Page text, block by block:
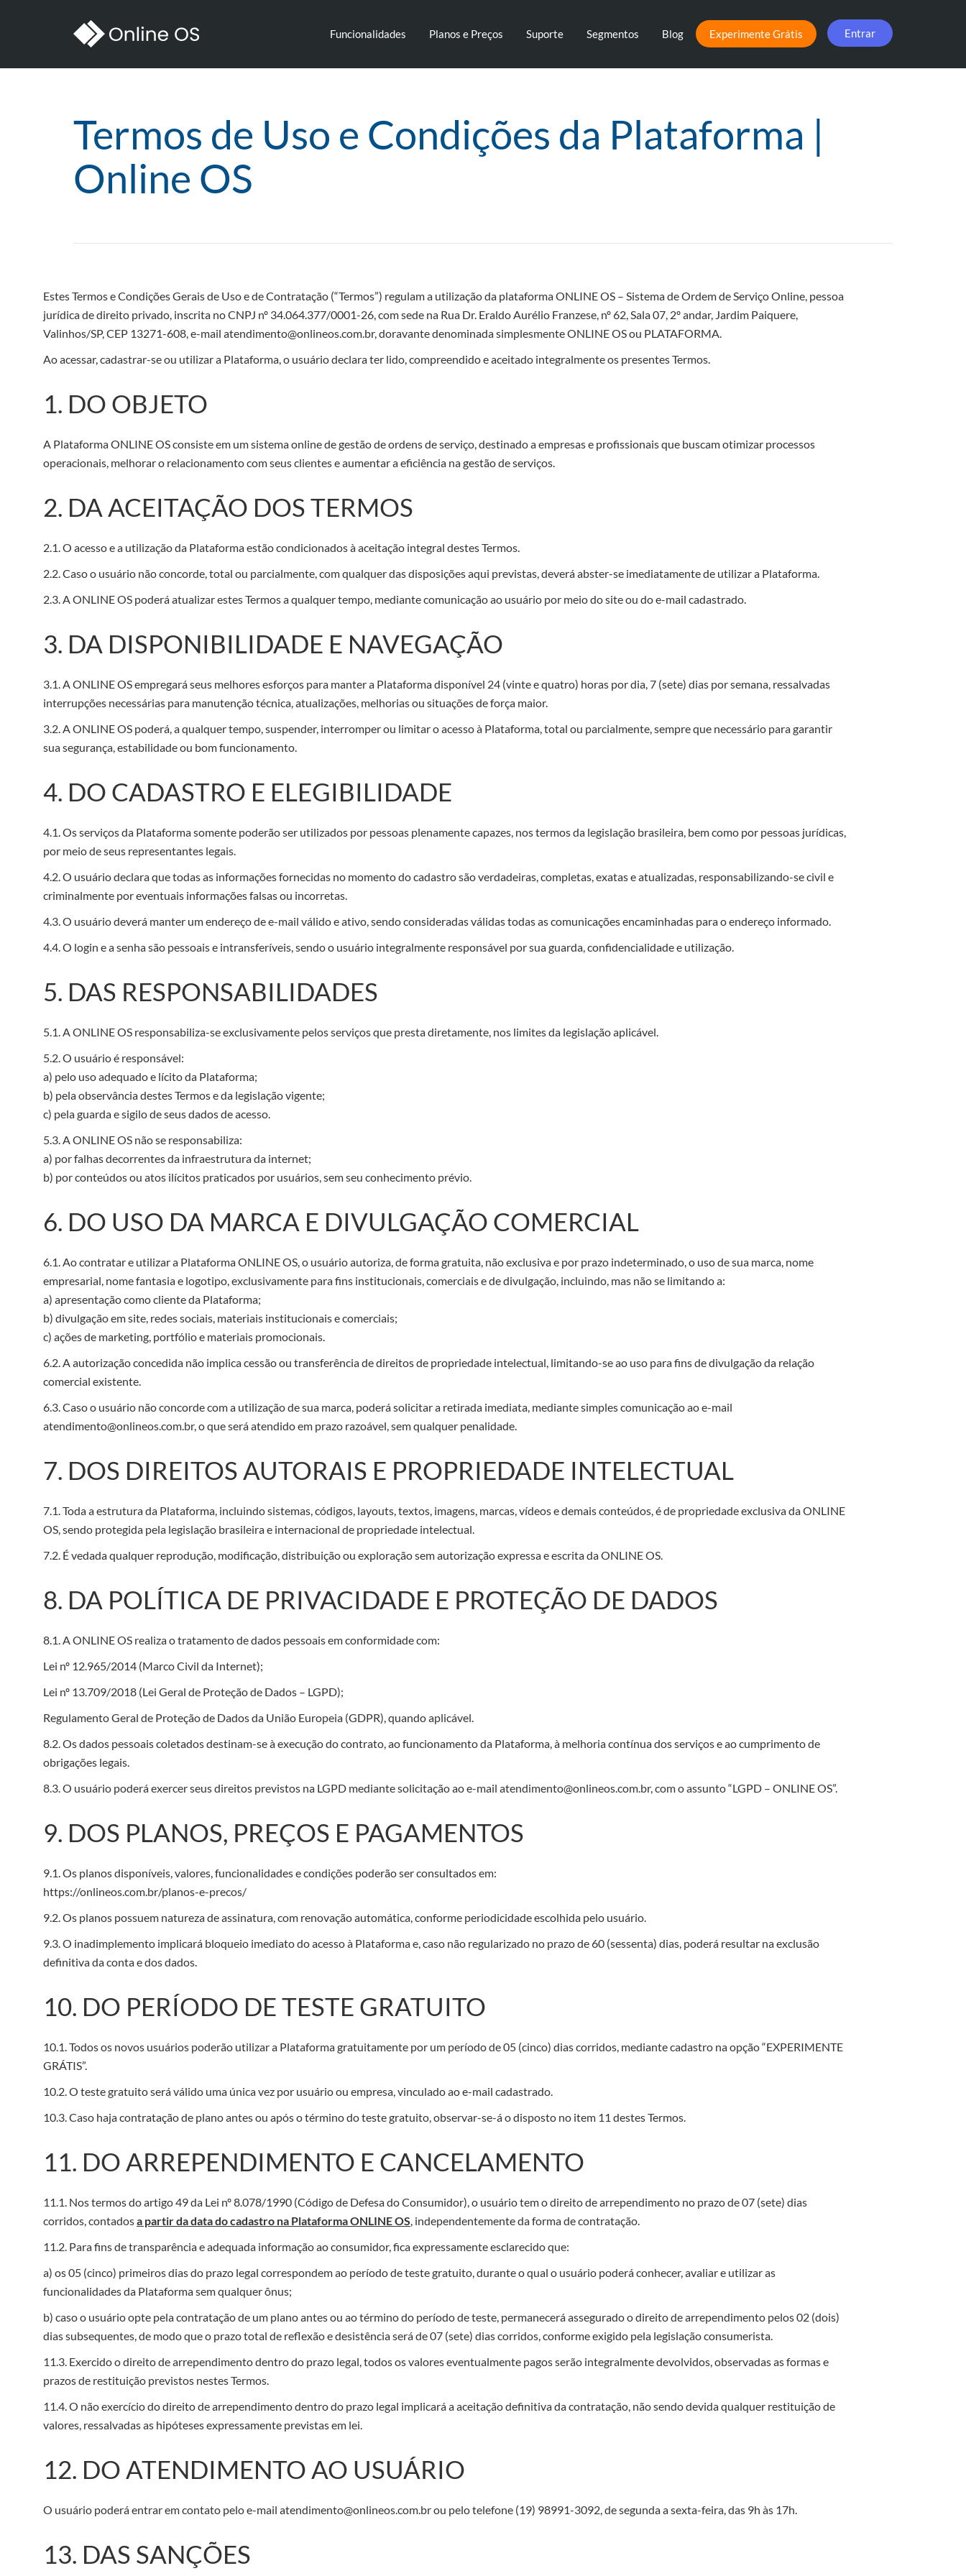
Funcionalidades Planos e Preços Suporte Segmentos Blog Experimente Grátis Entrar
Termos de Uso e Condições da Plataforma |
Online OS
Estes Termos e Condições Gerais de Uso e de Contratação (“Termos”) regulam a utilização da plataforma ONLINE OS – Sistema de Ordem de Serviço Online, pessoa
jurídica de direito privado, inscrita no CNPJ nº 34.064.377/0001-26, com sede na Rua Dr. Eraldo Aurélio Franzese, nº 62, Sala 07, 2º andar, Jardim Paiquere,
Valinhos/SP, CEP 13271-608, e-mail atendimento@onlineos.com.br, doravante denominada simplesmente ONLINE OS ou PLATAFORMA.
Ao acessar, cadastrar-se ou utilizar a Plataforma, o usuário declara ter lido, compreendido e aceitado integralmente os presentes Termos.
1. DO OBJETO
A Plataforma ONLINE OS consiste em um sistema online de gestão de ordens de serviço, destinado a empresas e profissionais que buscam otimizar processos
operacionais, melhorar o relacionamento com seus clientes e aumentar a eficiência na gestão de serviços.
2. DA ACEITAÇÃO DOS TERMOS
2.1. O acesso e a utilização da Plataforma estão condicionados à aceitação integral destes Termos.
2.2. Caso o usuário não concorde, total ou parcialmente, com qualquer das disposições aqui previstas, deverá abster-se imediatamente de utilizar a Plataforma.
2.3. A ONLINE OS poderá atualizar estes Termos a qualquer tempo, mediante comunicação ao usuário por meio do site ou do e-mail cadastrado.
3. DA DISPONIBILIDADE E NAVEGAÇÃO
3.1. A ONLINE OS empregará seus melhores esforços para manter a Plataforma disponível 24 (vinte e quatro) horas por dia, 7 (sete) dias por semana, ressalvadas
interrupções necessárias para manutenção técnica, atualizações, melhorias ou situações de força maior.
3.2. A ONLINE OS poderá, a qualquer tempo, suspender, interromper ou limitar o acesso à Plataforma, total ou parcialmente, sempre que necessário para garantir
sua segurança, estabilidade ou bom funcionamento.
4. DO CADASTRO E ELEGIBILIDADE
4.1. Os serviços da Plataforma somente poderão ser utilizados por pessoas plenamente capazes, nos termos da legislação brasileira, bem como por pessoas jurídicas,
por meio de seus representantes legais.
4.2. O usuário declara que todas as informações fornecidas no momento do cadastro são verdadeiras, completas, exatas e atualizadas, responsabilizando-se civil e
criminalmente por eventuais informações falsas ou incorretas.
4.3. O usuário deverá manter um endereço de e-mail válido e ativo, sendo consideradas válidas todas as comunicações encaminhadas para o endereço informado.
4.4. O login e a senha são pessoais e intransferíveis, sendo o usuário integralmente responsável por sua guarda, confidencialidade e utilização.
5. DAS RESPONSABILIDADES
5.1. A ONLINE OS responsabiliza-se exclusivamente pelos serviços que presta diretamente, nos limites da legislação aplicável.
5.2. O usuário é responsável:
a) pelo uso adequado e lícito da Plataforma;
b) pela observância destes Termos e da legislação vigente;
c) pela guarda e sigilo de seus dados de acesso.
5.3. A ONLINE OS não se responsabiliza:
a) por falhas decorrentes da infraestrutura da internet;
b) por conteúdos ou atos ilícitos praticados por usuários, sem seu conhecimento prévio.
6. DO USO DA MARCA E DIVULGAÇÃO COMERCIAL
6.1. Ao contratar e utilizar a Plataforma ONLINE OS, o usuário autoriza, de forma gratuita, não exclusiva e por prazo indeterminado, o uso de sua marca, nome
empresarial, nome fantasia e logotipo, exclusivamente para fins institucionais, comerciais e de divulgação, incluindo, mas não se limitando a:
a) apresentação como cliente da Plataforma;
b) divulgação em site, redes sociais, materiais institucionais e comerciais;
c) ações de marketing, portfólio e materiais promocionais.
6.2. A autorização concedida não implica cessão ou transferência de direitos de propriedade intelectual, limitando-se ao uso para fins de divulgação da relação
comercial existente.
6.3. Caso o usuário não concorde com a utilização de sua marca, poderá solicitar a retirada imediata, mediante simples comunicação ao e-mail
atendimento@onlineos.com.br, o que será atendido em prazo razoável, sem qualquer penalidade.
7. DOS DIREITOS AUTORAIS E PROPRIEDADE INTELECTUAL
7.1. Toda a estrutura da Plataforma, incluindo sistemas, códigos, layouts, textos, imagens, marcas, vídeos e demais conteúdos, é de propriedade exclusiva da ONLINE
OS, sendo protegida pela legislação brasileira e internacional de propriedade intelectual.
7.2. É vedada qualquer reprodução, modificação, distribuição ou exploração sem autorização expressa e escrita da ONLINE OS.
8. DA POLÍTICA DE PRIVACIDADE E PROTEÇÃO DE DADOS
8.1. A ONLINE OS realiza o tratamento de dados pessoais em conformidade com:
Lei nº 12.965/2014 (Marco Civil da Internet);
Lei nº 13.709/2018 (Lei Geral de Proteção de Dados – LGPD);
Regulamento Geral de Proteção de Dados da União Europeia (GDPR), quando aplicável.
8.2. Os dados pessoais coletados destinam-se à execução do contrato, ao funcionamento da Plataforma, à melhoria contínua dos serviços e ao cumprimento de
obrigações legais.
8.3. O usuário poderá exercer seus direitos previstos na LGPD mediante solicitação ao e-mail atendimento@onlineos.com.br, com o assunto “LGPD – ONLINE OS”.
9. DOS PLANOS, PREÇOS E PAGAMENTOS
9.1. Os planos disponíveis, valores, funcionalidades e condições poderão ser consultados em:
https://onlineos.com.br/planos-e-precos/
9.2. Os planos possuem natureza de assinatura, com renovação automática, conforme periodicidade escolhida pelo usuário.
9.3. O inadimplemento implicará bloqueio imediato do acesso à Plataforma e, caso não regularizado no prazo de 60 (sessenta) dias, poderá resultar na exclusão
definitiva da conta e dos dados.
10. DO PERÍODO DE TESTE GRATUITO
10.1. Todos os novos usuários poderão utilizar a Plataforma gratuitamente por um período de 05 (cinco) dias corridos, mediante cadastro na opção “EXPERIMENTE
GRÁTIS”.
10.2. O teste gratuito será válido uma única vez por usuário ou empresa, vinculado ao e-mail cadastrado.
10.3. Caso haja contratação de plano antes ou após o término do teste gratuito, observar-se-á o disposto no item 11 destes Termos.
11. DO ARREPENDIMENTO E CANCELAMENTO
11.1. Nos termos do artigo 49 da Lei nº 8.078/1990 (Código de Defesa do Consumidor), o usuário tem o direito de arrependimento no prazo de 07 (sete) dias
corridos, contadosa partir da data do cadastro na Plataforma ONLINE OS, independentemente da forma de contratação.
11.2. Para fins de transparência e adequada informação ao consumidor, fica expressamente esclarecido que:
a) os 05 (cinco) primeiros dias do prazo legal correspondem ao período de teste gratuito, durante o qual o usuário poderá conhecer, avaliar e utilizar as
funcionalidades da Plataforma sem qualquer ônus;
b) caso o usuário opte pela contratação de um plano antes ou ao término do período de teste, permanecerá assegurado o direito de arrependimento pelos 02 (dois)
dias subsequentes, de modo que o prazo total de reflexão e desistência será de 07 (sete) dias corridos, conforme exigido pela legislação consumerista.
11.3. Exercido o direito de arrependimento dentro do prazo legal, todos os valores eventualmente pagos serão integralmente devolvidos, observadas as formas e
prazos de restituição previstos nestes Termos.
11.4. O não exercício do direito de arrependimento dentro do prazo legal implicará a aceitação definitiva da contratação, não sendo devida qualquer restituição de
valores, ressalvadas as hipóteses expressamente previstas em lei.
12. DO ATENDIMENTO AO USUÁRIO
O usuário poderá entrar em contato pelo e-mail atendimento@onlineos.com.br ou pelo telefone (19) 98991-3092, de segunda a sexta-feira, das 9h às 17h.
13. DAS SANÇÕES